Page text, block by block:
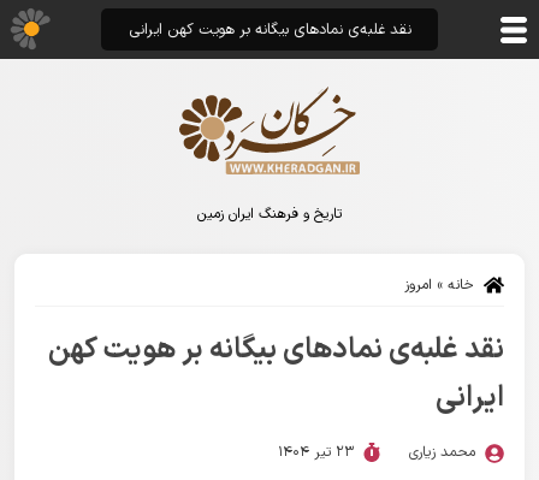
تاریخ و فرهنگ ایران زمین
خانه » امروز
نقد غلبه‌ی نمادهای بیگانه بر هویت کهن
ایرانی
محمد زیاری 23 تیر 1404
نقد غلبه‌ی نمادهای بیگانه بر هویت کهن ایرانی